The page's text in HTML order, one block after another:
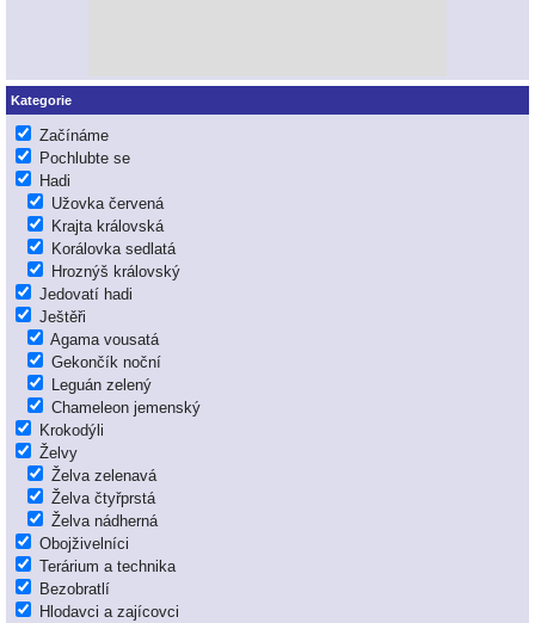
Kategorie
Začínáme
Pochlubte se
Hadi
Užovka červená
Krajta královská
Korálovka sedlatá
Hroznýš královský
Jedovatí hadi
Ještěři
Agama vousatá
Gekončík noční
Leguán zelený
Chameleon jemenský
Krokodýli
Želvy
Želva zelenavá
Želva čtyřprstá
Želva nádherná
Obojživelníci
Terárium a technika
Bezobratlí
Hlodavci a zajícovci